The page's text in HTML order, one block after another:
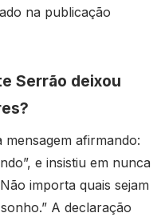
na publicação
Serrão deixou
afirmando:
e insistiu em nunca
importa quais sejam
A declaração